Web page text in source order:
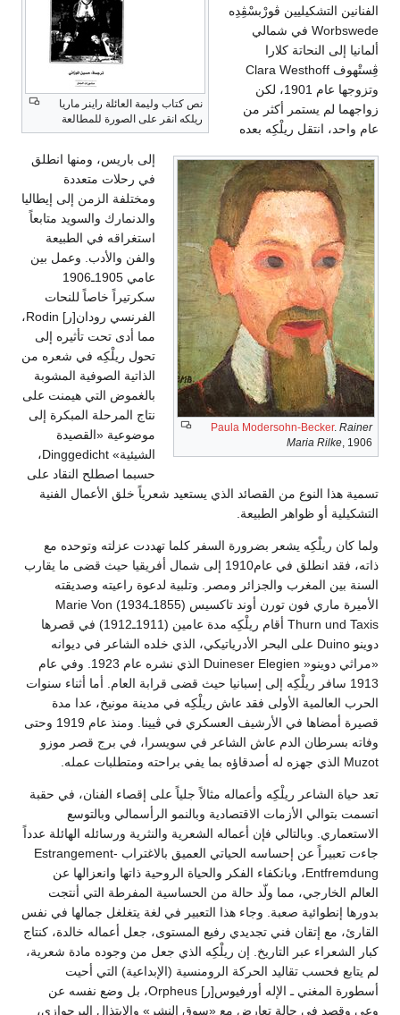
نص كتاب وليمة العائلة راينر ماريا
ريلكه انقر على الصورة للمطالعة
Paula Modersohn-Becker. Rainer
Maria Rilke, 1906
الفنانين التشكيليين ڤورْبسْڤِدِه
Worbswede في شمالي
ألمانيا إلى النحاتة كلارا
ڤِستْهوف Clara Westhoff
وتزوجها عام 1901، لكن
زواجهما لم يستمر أكثر من
عام واحد، انتقل ريلْكِه بعده
إلى باريس، ومنها انطلق
في رحلات متعددة
ومختلفة الزمن إلى إيطاليا
والدنمارك والسويد متابعاً
استغراقه في الطبيعة
والفن والأدب. وعمل بين
عامي 1905ـ1906
سكرتيراً خاصاً للنحات
الفرنسي رودان[ر] Rodin،
مما أدى تحت تأثيره إلى
تحول ريلْكِه في شعره من
الذاتية الصوفية المشوبة
بالغموض التي هيمنت على
نتاج المرحلة المبكرة إلى
موضوعية «القصيدة
الشيئية» Dinggedicht،
حسبما اصطلح النقاد على
تسمية هذا النوع من القصائد الذي يستعيد شعرياً خلق الأعمال الفنية
التشكيلية أو ظواهر الطبيعة.
ولما كان ريلْكِه يشعر بضرورة السفر كلما تهددت عزلته وتوحده مع
ذاته، فقد انطلق في عام1910 إلى شمال أفريقيا حيث قضى ما يقارب
السنة بين المغرب والجزائر ومصر. وتلبية لدعوة راعيته وصديقته
الأميرة ماري فون تورن أوند تاكسيس (1855ـ1934) Marie Von
Thurn und Taxis أقام ريلْكِه مدة عامين (1911ـ1912) في قصرها
دوينو Duino على البحر الأدرياتيكي، الذي خلده الشاعر في ديوانه
«مراثي دوينو« Duineser Elegien الذي نشره عام 1923. وفي عام
1913 سافر ريلْكِه إلى إسبانيا حيث قضى قرابة العام. أما أثناء سنوات
الحرب العالمية الأولى فقد عاش ريلْكِه في مدينة مونيخ، عدا مدة
قصيرة أمضاها في الأرشيف العسكري في ڤيينا. ومنذ عام 1919 وحتى
وفاته بسرطان الدم عاش الشاعر في سويسرا، في برج قصر موزو
Muzot الذي جهزه له أصدقاؤه بما يفي براحته ومتطلبات عمله.
تعد حياة الشاعر ريلْكِه وأعماله مثالاً جلياً على إقصاء الفنان، في حقبة
اتسمت بتوالي الأزمات الاقتصادية وبالنمو الرأسمالي وبالتوسع
الاستعماري. وبالتالي فإن أعماله الشعرية والنثرية ورسائله الهائلة عدداً
جاءت تعبيراً عن إحساسه الحياتي العميق بالاغتراب Estrangement-
Entfremdung، وبانكفاء الفكر والحياة الروحية ذاتها وانعزالها عن
العالم الخارجي، مما ولّد حالة من الحساسية المفرطة التي أنتجت
بدورها إنطوائية صعبة. وجاء هذا التعبير في لغة يتغلغل جمالها في نفس
القارئ، مع إتقان فني تجديدي رفيع المستوى، جعل أعماله خالدة، كنتاج
كبار الشعراء عبر التاريخ. إن ريلْكِه الذي جعل من وجوده مادة شعرية،
لم يتابع فحسب تقاليد الحركة الرومنسية (الإبداعية) التي أحيت
أسطورة المغني ـ الإله أورفيوس[ر] Orpheus، بل وضع نفسه عن
وعي وقصد في حالة تعارض مع «سوق النشر» والابتذال البرجوازي،